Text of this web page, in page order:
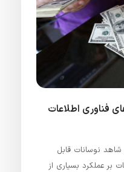
فناوری اطلاعات
شاهد نوسانات قابل
بر عملکرد بسیاری از